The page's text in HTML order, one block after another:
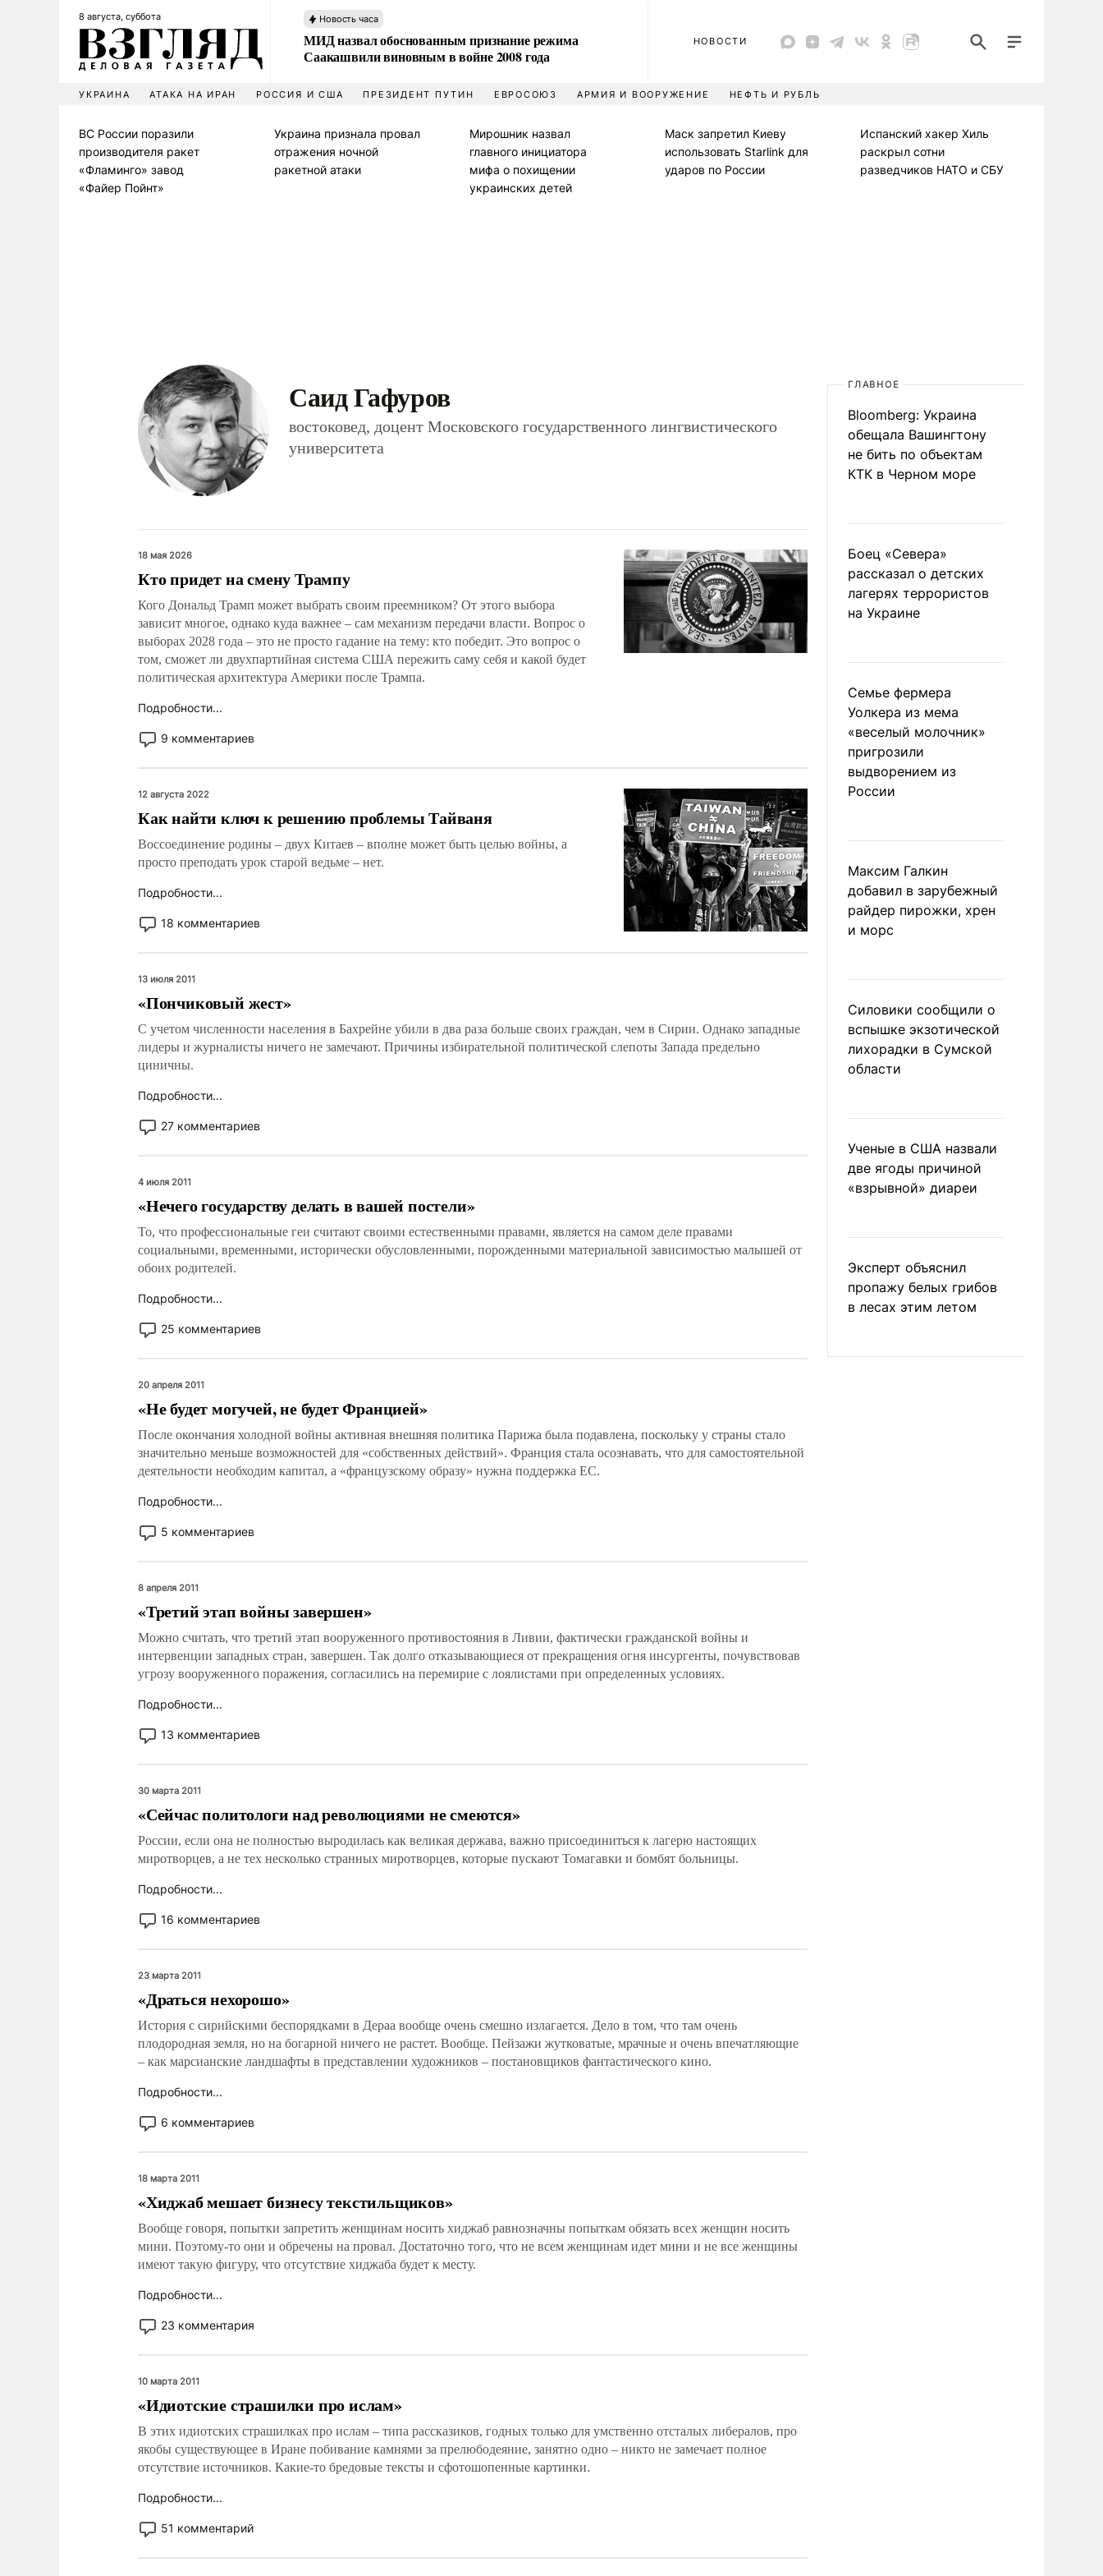
8 августа, суббота Новость часа
МИД назвал обоснованным признание режима
Саакашвили виновным в войне 2008 года
НОВОСТИ
УКРАИНА АТАКА НА ИРАН РОССИЯ И США ПРЕЗИДЕНТ ПУТИН ЕВРОСОЮЗ АРМИЯ И ВООРУЖЕНИЕ НЕФТЬ И РУБЛЬ
ВС России поразили
производителя ракет
«Фламинго» завод
«Файер Пойнт»
Украина признала провал
отражения ночной
ракетной атаки
Мирошник назвал
главного инициатора
мифа о похищении
украинских детей
Маск запретил Киеву
использовать Starlink для
ударов по России
Испанский хакер Хиль
раскрыл сотни
разведчиков НАТО и СБУ
Саид Гафуров
востоковед, доцент Московского государственного лингвистического
университета
18 мая 2026
Кто придет на смену Трампу
Кого Дональд Трамп может выбрать своим преемником? От этого выбора
зависит многое, однако куда важнее – сам механизм передачи власти. Вопрос о
выборах 2028 года – это не просто гадание на тему: кто победит. Это вопрос о
том, сможет ли двухпартийная система США пережить саму себя и какой будет
политическая архитектура Америки после Трампа.
Подробности...
9 комментариев
12 августа 2022
Как найти ключ к решению проблемы Тайваня
Воссоединение родины – двух Китаев – вполне может быть целью войны, а
просто преподать урок старой ведьме – нет.
Подробности...
18 комментариев
13 июля 2011
«Пончиковый жест»
С учетом численности населения в Бахрейне убили в два раза больше своих граждан, чем в Сирии. Однако западные
лидеры и журналисты ничего не замечают. Причины избирательной политической слепоты Запада предельно
циничны.
Подробности...
27 комментариев
4 июля 2011
«Нечего государству делать в вашей постели»
То, что профессиональные геи считают своими естественными правами, является на самом деле правами
социальными, временными, исторически обусловленными, порожденными материальной зависимостью малышей от
обоих родителей.
Подробности...
25 комментариев
20 апреля 2011
«Не будет могучей, не будет Францией»
После окончания холодной войны активная внешняя политика Парижа была подавлена, поскольку у страны стало
значительно меньше возможностей для «собственных действий». Франция стала осознавать, что для самостоятельной
деятельности необходим капитал, а «французскому образу» нужна поддержка ЕС.
Подробности...
5 комментариев
8 апреля 2011
«Третий этап войны завершен»
Можно считать, что третий этап вооруженного противостояния в Ливии, фактически гражданской войны и
интервенции западных стран, завершен. Так долго отказывающиеся от прекращения огня инсургенты, почувствовав
угрозу вооруженного поражения, согласились на перемирие с лоялистами при определенных условиях.
Подробности...
13 комментариев
30 марта 2011
«Сейчас политологи над революциями не смеются»
России, если она не полностью выродилась как великая держава, важно присоединиться к лагерю настоящих
миротворцев, а не тех несколько странных миротворцев, которые пускают Томагавки и бомбят больницы.
Подробности...
16 комментариев
23 марта 2011
«Драться нехорошо»
История с сирийскими беспорядками в Дераа вообще очень смешно излагается. Дело в том, что там очень
плодородная земля, но на богарной ничего не растет. Вообще. Пейзажи жутковатые, мрачные и очень впечатляющие
– как марсианские ландшафты в представлении художников – постановщиков фантастического кино.
Подробности...
6 комментариев
18 марта 2011
«Хиджаб мешает бизнесу текстильщиков»
Вообще говоря, попытки запретить женщинам носить хиджаб равнозначны попыткам обязать всех женщин носить
мини. Поэтому-то они и обречены на провал. Достаточно того, что не всем женщинам идет мини и не все женщины
имеют такую фигуру, что отсутствие хиджаба будет к месту.
Подробности...
23 комментария
10 марта 2011
«Идиотские страшилки про ислам»
В этих идиотских страшилках про ислам – типа рассказиков, годных только для умственно отсталых либералов, про
якобы существующее в Иране побивание камнями за прелюбодеяние, занятно одно – никто не замечает полное
отсутствие источников. Какие-то бредовые тексты и сфотошопенные картинки.
Подробности...
51 комментарий
ГЛАВНОЕ
Bloomberg: Украина
обещала Вашингтону
не бить по объектам
КТК в Черном море
Боец «Севера»
рассказал о детских
лагерях террористов
на Украине
Семье фермера
Уолкера из мема
«веселый молочник»
пригрозили
выдворением из
России
Максим Галкин
добавил в зарубежный
райдер пирожки, хрен
и морс
Силовики сообщили о
вспышке экзотической
лихорадки в Сумской
области
Ученые в США назвали
две ягоды причиной
«взрывной» диареи
Эксперт объяснил
пропажу белых грибов
в лесах этим летом